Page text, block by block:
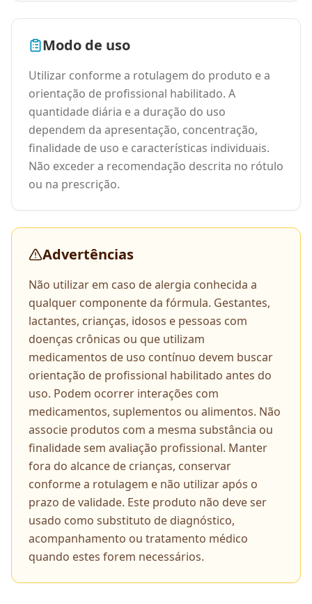
Modo de uso
Utilizar conforme a rotulagem do produto e a
orientação de profissional habilitado. A
quantidade diária e a duração do uso
dependem da apresentação, concentração,
finalidade de uso e características individuais.
Não exceder a recomendação descrita no rótulo
ou na prescrição.
Advertências
Não utilizar em caso de alergia conhecida a
qualquer componente da fórmula. Gestantes,
lactantes, crianças, idosos e pessoas com
doenças crônicas ou que utilizam
medicamentos de uso contínuo devem buscar
orientação de profissional habilitado antes do
uso. Podem ocorrer interações com
medicamentos, suplementos ou alimentos. Não
associe produtos com a mesma substância ou
finalidade sem avaliação profissional. Manter
fora do alcance de crianças, conservar
conforme a rotulagem e não utilizar após o
prazo de validade. Este produto não deve ser
usado como substituto de diagnóstico,
acompanhamento ou tratamento médico
quando estes forem necessários.